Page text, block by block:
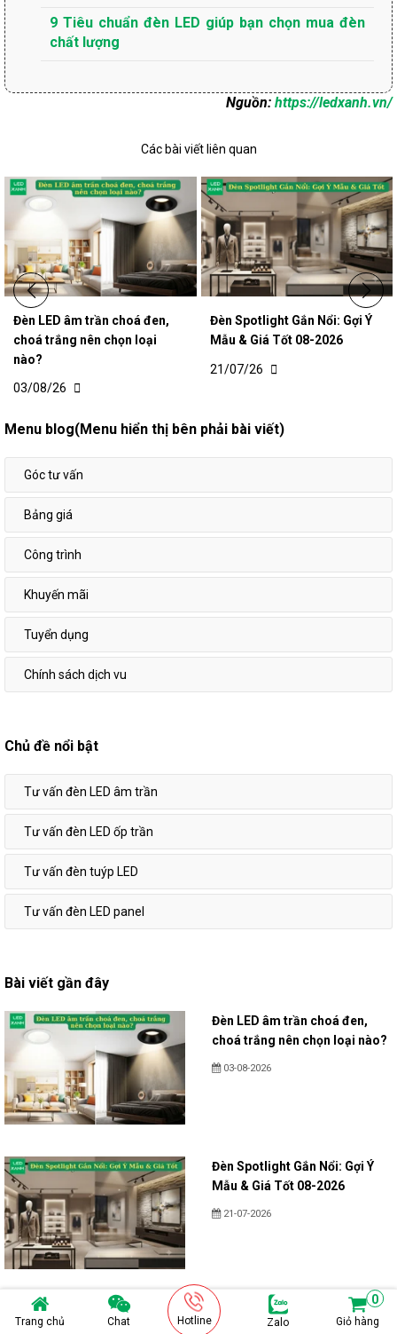
9 Tiêu chuẩn đèn LED giúp bạn chọn mua đèn
chất lượng
Nguồn: https://ledxanh.vn/
Các bài viết liên quan
Đèn LED âm trần choá đen,
choá trắng nên chọn loại
nào?
03/08/26
Đèn Spotlight Gắn Nổi: Gợi Ý
Mẫu & Giá Tốt 08-2026
21/07/26
Menu blog(Menu hiển thị bên phải bài viết)
Góc tư vấn
Bảng giá
Công trình
Khuyến mãi
Tuyển dụng
Chính sách dịch vu
Chủ đề nổi bật
Tư vấn đèn LED âm trần
Tư vấn đèn LED ốp trần
Tư vấn đèn tuýp LED
Tư vấn đèn LED panel
Bài viết gần đây
Đèn LED âm trần choá đen,
choá trắng nên chọn loại nào?
03-08-2026
Đèn Spotlight Gắn Nổi: Gợi Ý
Mẫu & Giá Tốt 08-2026
21-07-2026
Đèn âm trần xoay góc: mẫu
đẹp & giá tốt 08-2026
Trang chủ Chat Hotline Zalo Giỏ hàng
0